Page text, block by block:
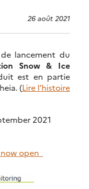
26 août 2021
de lancement du
Snow & Ice
est en partie
(Lire l’histoire
2021
open